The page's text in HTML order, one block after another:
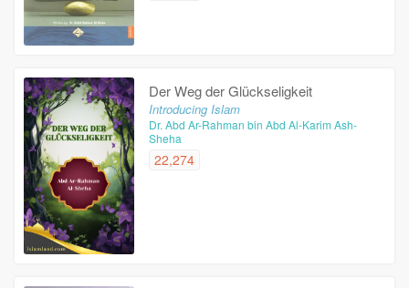
Der Weg der Glückseligkeit
Introducing Islam
Dr. Abd Ar-Rahman bin Abd Al-Karim Ash-
Sheha
22,274